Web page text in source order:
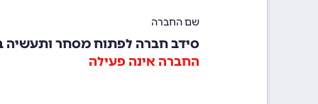
שם החברה
סידב חברה לפתוח מסחר ותעשיה
החברה אינה פעילה